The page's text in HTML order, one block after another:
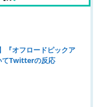
『オフロードピックア
てTwitterの反応